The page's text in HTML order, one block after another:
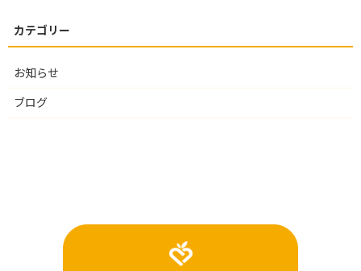
お知らせ
ブログ